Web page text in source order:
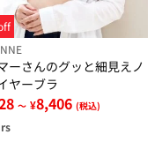
ーさんのグッと細見えノ
ヤーブラ
～ ¥8,406 (税込)